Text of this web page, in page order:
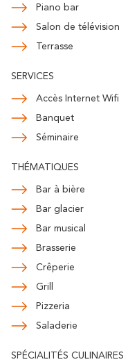
Piano bar
Salon de télévision
Terrasse
SERVICES
Accès Internet Wifi
Banquet
Séminaire
THÉMATIQUES
Bar à bière
Bar glacier
Bar musical
Brasserie
Crêperie
Grill
Pizzeria
Saladerie
SPÉCIALITÉS CULINAIRES